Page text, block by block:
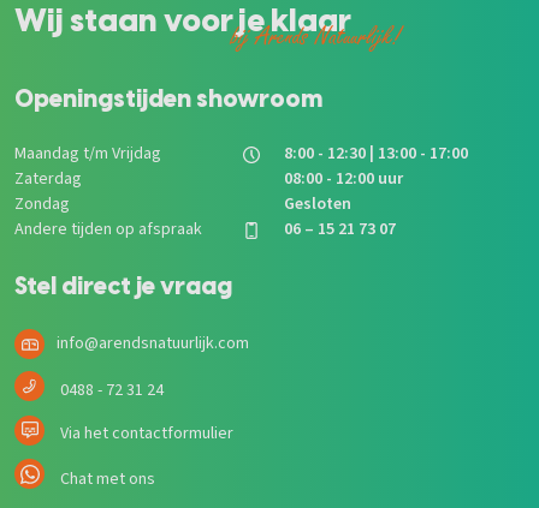
Wij staan voor je klaar
bij Arends Natuurlijk!
Openingstijden showroom
Maandag t/m Vrijdag
8:00 - 12:30 | 13:00 - 17:00
Zaterdag
08:00 - 12:00 uur
Zondag
Gesloten
Andere tijden op afspraak
06 – 15 21 73 07
Stel direct je vraag
info@arendsnatuurlijk.com
0488 - 72 31 24
Via het contactformulier
Chat met ons